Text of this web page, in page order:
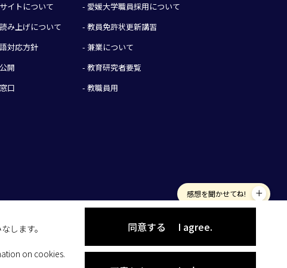
します。
on cookies.
同意する I agree.
感想を聞かせてね!
イトについて
み上げについて
対応方針
開
口
- 愛媛大学職員採用について
- 教員免許状更新講習
- 兼業について
- 教育研究者要覧
- 教職員用